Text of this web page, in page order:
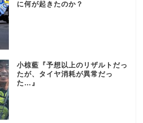
に何が起きたのか？
小椋藍『予想以上のリザルトだっ
たが、タイヤ消耗が異常だっ
た…』